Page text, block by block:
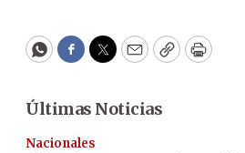
WhatsApp
Facebook
Twitter
EmailCopyPrint
Últimas Noticias
Nacionales